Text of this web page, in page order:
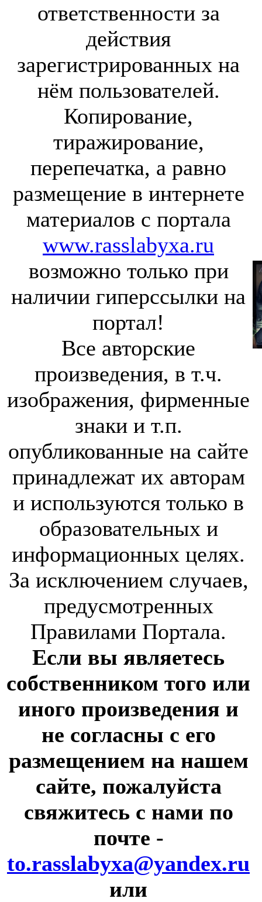
ответственности за
действия
зарегистрированных на
нём пользователей.
Копирование,
тиражирование,
перепечатка, а равно
размещение в интернете
материалов с портала
www.rasslabyxa.ru
возможно только при
наличии гиперссылки на
портал!
Все авторские
произведения, в т.ч.
изображения, фирменные
знаки и т.п.
опубликованные на сайте
принадлежат их авторам
и используются только в
образовательных и
информационных целях.
За исключением случаев,
предусмотренных
Правилами Портала.
Если вы являетесь
собственником того или
иного произведения и
не согласны с его
размещением на нашем
сайте, пожалуйста
свяжитесь с нами по
почте -
to.rasslabyxa@yandex.ru
или